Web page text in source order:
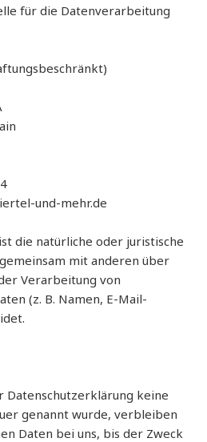
für die Datenverarbeitung
und-mehr.de
die natürliche oder juristische
mit anderen über
Verarbeitung von
(z. B. Namen, E-Mail-
Datenschutzerklärung keine
genannt wurde, verbleiben
Daten bei uns, bis der Zweck